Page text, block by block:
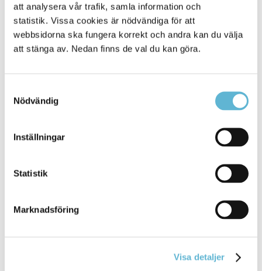
att analysera vår trafik, samla information och
statistik. Vissa cookies är nödvändiga för att
webbsidorna ska fungera korrekt och andra kan du välja
att stänga av. Nedan finns de val du kan göra.
Nödvändig
Inställningar
Statistik
Marknadsföring
Visa detaljer
24 April 2026
Nyhet
hållbarhetsansvarig ... Bromölla kommun. Det är
viktigt att eleverna lär
för att det finns ett värde i
Bromölla Kommun
han bland annat fiskat rockor och dessutom fått